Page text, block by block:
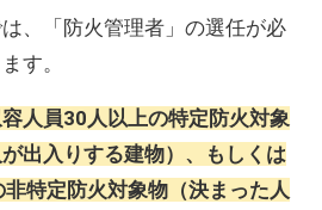
、「防火管理者」の選任が必
す。
人員30人以上の特定防火対象
出入りする建物）、もしくは
特定防火対象物（決まった人